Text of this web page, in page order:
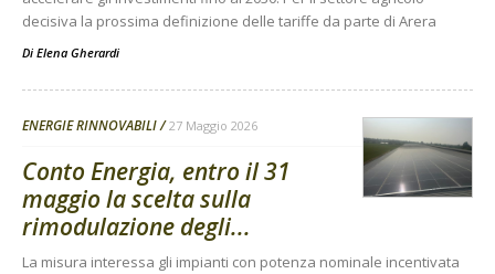
decisiva la prossima definizione delle tariffe da parte di Arera
Di Elena Gherardi
ENERGIE RINNOVABILI 27 Maggio 2026
Conto Energia, entro il 31
maggio la scelta sulla
rimodulazione degli...
La misura interessa gli impianti con potenza nominale incentivata